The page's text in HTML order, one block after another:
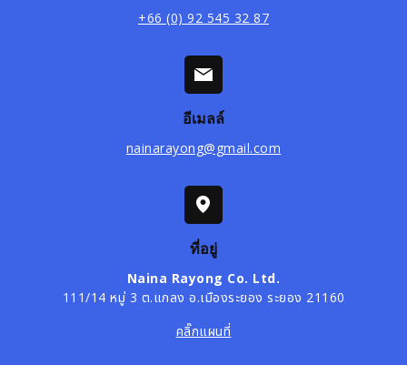
+66 (0) 92 545 32 87
อีเมลล์
nainarayong@gmail.com
ที่อยู่
Naina Rayong Co. Ltd.
111/14 หมู่ 3 ต.แกลง อ.เมืองระยอง ระยอง 21160
คลิ๊กแผนที่